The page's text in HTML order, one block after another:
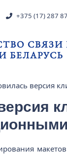
+375 (17) 287
БЕЛАРУСЬ
версия